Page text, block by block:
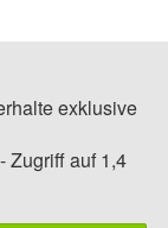
exklusive
Zugriff auf 1,4